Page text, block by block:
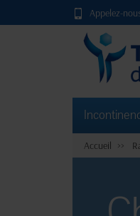
Appelez-
Accueil